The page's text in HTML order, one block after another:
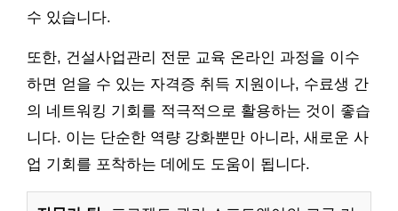
수 있습니다.
또한, 건설사업관리 전문 교육 온라인 과정을 이수
하면 얻을 수 있는 자격증 취득 지원이나, 수료생 간
의 네트워킹 기회를 적극적으로 활용하는 것이 좋습
니다. 이는 단순한 역량 강화뿐만 아니라, 새로운 사
업 기회를 포착하는 데에도 도움이 됩니다.